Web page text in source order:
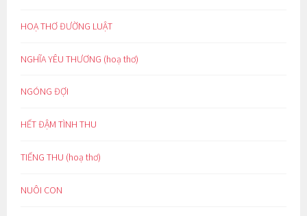
HOẠ THƠ ĐƯỜNG LUẬT
NGHĨA YÊU THƯƠNG (hoạ thơ)
NGÓNG ĐỢI
HẾT ĐẬM TÌNH THU
TIẾNG THU (hoạ thơ)
NUÔI CON